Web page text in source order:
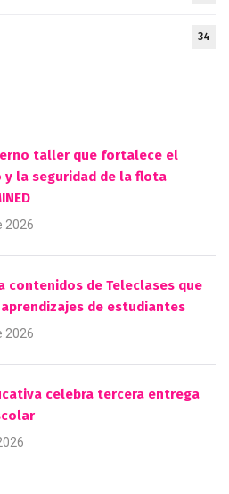
34
taller que fortalece el
y la seguridad de la flota
2026
contenidos de Teleclases que
de estudiantes
2026
celebra tercera entrega